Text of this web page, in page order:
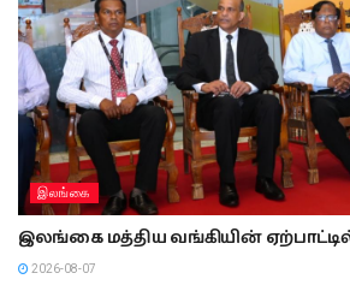
இலங்கை
இலங்கை மத்திய வங்கியின் ஏற்பாட்டில்
2026-08-07